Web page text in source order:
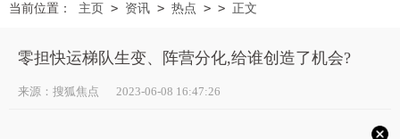
当前位置： 主页 > 资讯 > 热点 > > 正文
零担快运梯队生变、阵营分化,给谁创造了机会?
来源：搜狐焦点 2023-06-08 16:47:26